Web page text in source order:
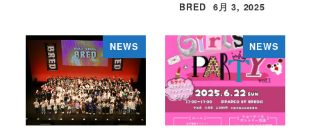
BRED
投稿日
6月 3, 2025
NEWS NEWS